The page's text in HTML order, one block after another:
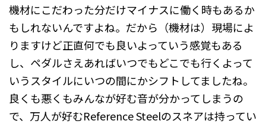
機材にこだわった分だけマイナスに働く時もあるか
もしれないんですよね。だから（機材は）現場によ
りますけど正直何でも良いよっていう感覚もある
し、ペダルさえあればいつでもどこでも行くよって
いうスタイルにいつの間にかシフトしてましたね。
良くも悪くもみんなが好む音が分かってしまうの
で、万人が好むReference Steelのスネアは持ってい